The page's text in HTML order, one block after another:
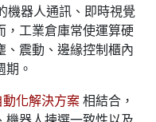
機器人通訊、即時視覺
，工業倉庫常使運算硬
、震動、邊緣控制櫃內
。
化解決方案相結合，